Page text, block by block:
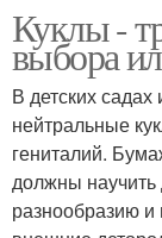
Куклы -
выбора
В детских
нейтральные
гениталий.
должны научить
разнообразию